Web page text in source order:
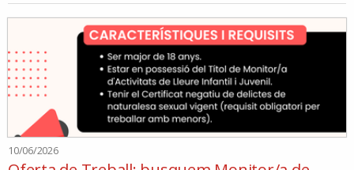
10/06/2026